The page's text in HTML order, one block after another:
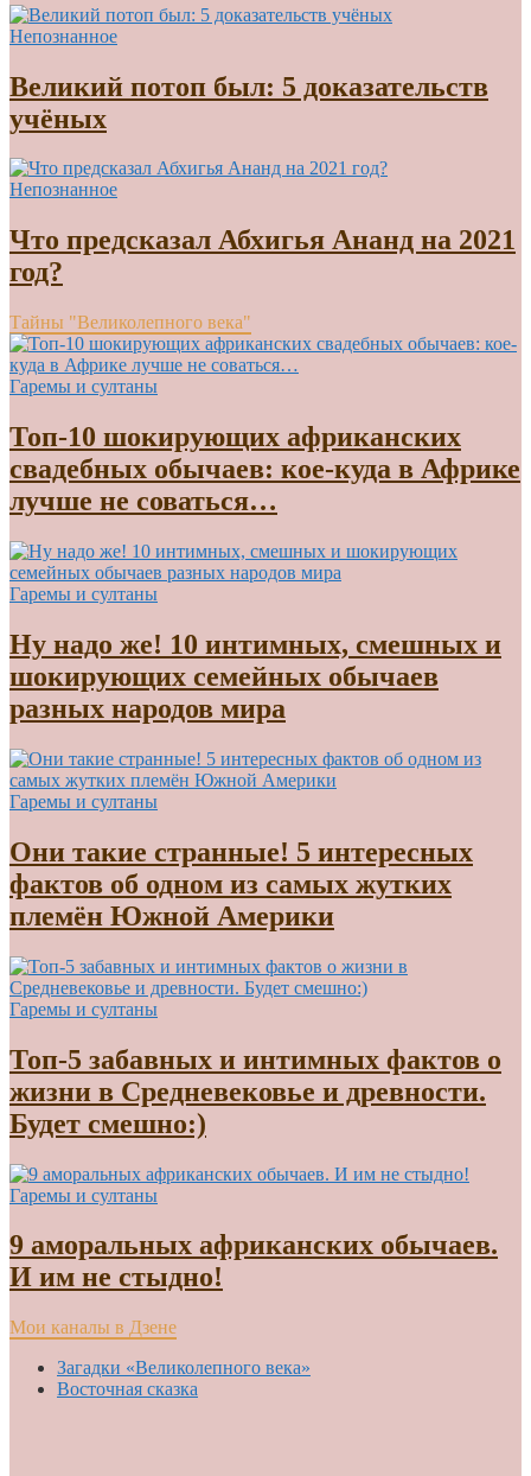
Непознанное
Великий потоп был: 5 доказательств
учёных
Непознанное
Что предсказал Абхигья Ананд на 2021
год?
Тайны "Великолепного века"
Гаремы и султаны
Топ-10 шокирующих африканских
свадебных обычаев: кое-куда в Африке
лучше не соваться…
Гаремы и султаны
Ну надо же! 10 интимных, смешных и
шокирующих семейных обычаев
разных народов мира
Гаремы и султаны
Они такие странные! 5 интересных
фактов об одном из самых жутких
племён Южной Америки
Гаремы и султаны
Топ-5 забавных и интимных фактов о
жизни в Средневековье и древности.
Будет смешно:)
Гаремы и султаны
9 аморальных африканских обычаев.
И им не стыдно!
Мои каналы в Дзене
Загадки «Великолепного века»
Восточная сказка